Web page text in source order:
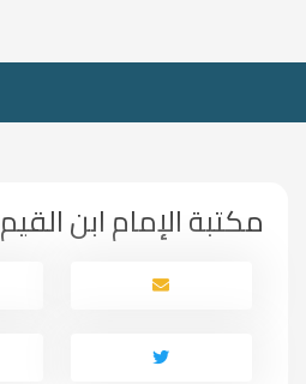
مكتبة الإمام ابن القيم